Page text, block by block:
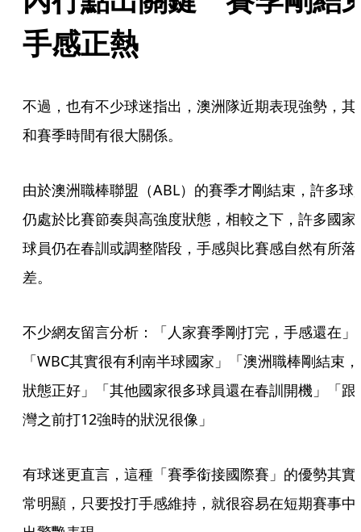
手感正熱
不過，也有不少球迷指出，澳洲隊近期表現強勢，其
和賽季時間有很大關係。
由於澳洲職棒聯盟（ABL）的賽季才剛結束，許多球
仍處於比賽節奏與高強度狀態，相較之下，許多國家
球員仍在春訓或調整階段，手感與比賽感自然有所落
差。
不少網友留言分析：「人家賽季剛打完，手感還在」
「WBC其實很有利南半球國家」「澳洲職棒剛結束，
狀態正好」「其他國家很多球員還在春訓開機」「跟
灣之前打12強時的狀況很像」
有球迷更直言，這種「賽季銜接國際賽」的優勢其實
常明顯，只要投打手感維持，就很容易在短期賽事中